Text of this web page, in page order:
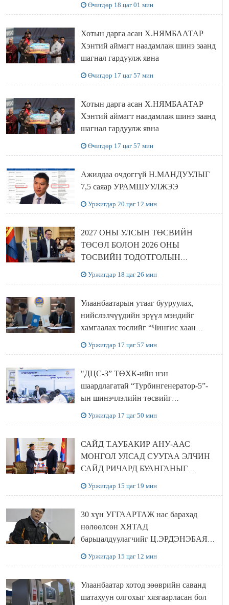
Өчигдөр 18 цаг 01 мин
Хотын дарга асан Х.НЯМБААТАР
Хэнтий аймагт наадамлаж шинэ заанд
шагнал гардуулж явна
Өчигдөр 17 цаг 57 мин
Хотын дарга асан Х.НЯМБААТАР
Хэнтий аймагт наадамлаж шинэ заанд
шагнал гардуулж явна
Өчигдөр 17 цаг 57 мин
Ажилдаа очдоггүй Н.МАНДУУЛЫГ
7,5 саяар УРАМШУУЛЖЭЭ
Уржигдар 20 цаг 12 мин
2027 ОНЫ УЛСЫН ТӨСВИЙН
ТӨСӨЛ БОЛОН 2026 ОНЫ
ТӨСВИЙН ТОДОТГОЛЫН
Уржигдар 18 цаг 26 мин
Улаанбаатарын утааг бууруулах,
нийслэлчүүдийн эрүүл мэндийг
хамгаалах төслийг “Чингис хаан
Уржигдар 17 цаг 57 мин
"ДЦС-3” ТӨХК-ийн нэн
шаардлагатай “Турбингенератор-5”-
ын шинэчлэлийн төсвийг
Уржигдар 17 цаг 50 мин
САЙД Т.АУБАКИР АНУ-ААС
МОНГОЛ УЛСАД СУУГАА ЭЛЧИН
САЙД РИЧАРД БУАНГАНЫГ
Уржигдар 15 цаг 19 мин
30 хүн УГГААРТАЖ нас барахад
нөлөөлсөн ХЯТАД
барьцалдуулагчийг Ц.ЭРДЭНЭБАЯР
Уржигдар 15 цаг 12 мин
Улаанбаатар хотод зөөврийн саванд
шатахуун олгохыг хязгаарласан бол